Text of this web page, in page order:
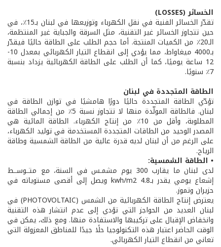
الخسائر (LOSSES)
تقدّر الخسائر الفنية في نقل الكهرباء وتوزيعها في لبنان بـ15٪، في
حين تتجاوز الخسائر غير التقنية، مثل السرقة والجباية غير المنتظمة،
الـ20٪ من الكميات المنتجة. أما حجم الطلب على الطاقة حاليًا فيقدّر
بـ4000 ميغاواط، مما يؤدي إلى انقطاع التيار الكهربائي بمعدل 10-
12 ساعة يوميًا، كما أن الطلب على الطاقة الكهربائية يزداد بنسبة
7٪ سنويًا.
الطاقة المتجددة في لبنان
تؤدّي الطاقة المتجددة حاليًا دورًا هامشيًا في توازن الطاقة في
لبنان. فالطاقة المولّدة منها لا تتجاوز نسبة 5٪ من إجمالي الطاقة
المطلوبة، وأقل من 10٪ من إنتاج الكهرباء. الطاقة المائية هي
المصدر الوحيد من الطاقات المتجددة المستخدمة في توليد الكهرباء،
على الرغم من أن لبنان لديه قدرة عالية من الطاقة الشمسية وطاقة
الرياح.
• الطاقة الشمسية:
لدى لبنان ما يقارب 300 يوم مشمـس في السنة، مع متــوســط
إشعاع يومي يقدر بـ4.8 kwh/m2 ويصل إلى أقصى مستوياته في
حزيران وتموز.
يعترض إنتاج الطاقة الكهربائية من الشمس (PHOTOVOLTAIC) في
لبنان العديد من الحواجز التي تؤدي إلى عدم انتشار هذه التقنية
وانخفاض الإقبال على تركيبها والاستفادة منها. ومع ذلك، يمكن في
الوقت الحاضر اعتبار هذه التكنولوجيا حلًا جيدًا للمناطق المعزولة التي
تعاني من انقطاع التيار الكهربائي.